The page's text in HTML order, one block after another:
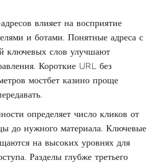
влияет на восприятие
и ботами. Понятные адреса с
ключевых слов улучшают
Короткие URL без
мостбет казино проще
определяет число кликов от
до нужного материала. Ключевые
на высоких уровнях для
Разделы глубже третьего